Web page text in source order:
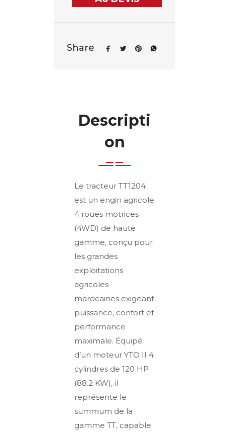
Share
Descripti
on
Le tracteur TT1204
est un engin agricole
4 roues motrices
(4WD) de haute
gamme, conçu pour
les grandes
exploitations
agricoles
marocaines exigeant
puissance, confort et
performance
maximale. Équipé
d’un moteur YTO II 4
cylindres de 120 HP
(88.2 KW), il
représente le
summum de la
gamme TT, capable